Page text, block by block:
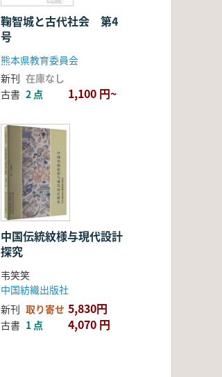
鞠智城と古代社会 第4
号
熊本県教育委員会
新刊 在庫なし
古書 2 点 1,100 円~
中国伝統紋様与現代設計
探究
韦笑笑
中国紡織出版社
新刊 取り寄せ 5,830円
古書 1 点 4,070 円